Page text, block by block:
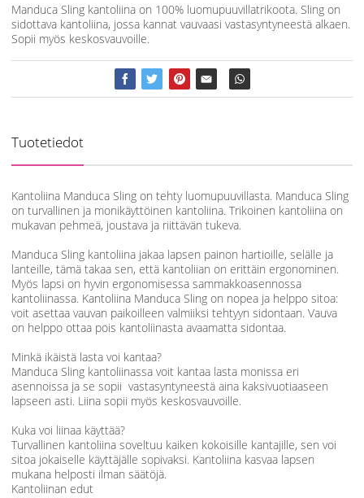
Manduca Sling kantoliina on 100% luomupuuvillatrikoota. Sling on
sidottava kantoliina, jossa kannat vauvaasi vastasyntyneestä alkaen.
Sopii myös keskosvauvoille.
Tuotetiedot
Kantoliina Manduca Sling on tehty luomupuuvillasta. Manduca Sling
on turvallinen ja monikäyttöinen kantoliina. Trikoinen kantoliina on
mukavan pehmeä, joustava ja riittävän tukeva.
Manduca Sling kantoliina jakaa lapsen painon hartioille, selälle ja
lanteille, tämä takaa sen, että kantoliian on erittäin ergonominen.
Myös lapsi on hyvin ergonomisessa sammakkoasennossa
kantoliinassa. Kantoliina Manduca Sling on nopea ja helppo sitoa:
voit asettaa vauvan paikoilleen valmiiksi tehtyyn sidontaan. Vauva
on helppo ottaa pois kantoliinasta avaamatta sidontaa.
Minkä ikäistä lasta voi kantaa?
Manduca Sling kantoliinassa voit kantaa lasta monissa eri
asennoissa ja se sopii vastasyntyneestä aina kaksivuotiaaseen
lapseen asti. Liina sopii myös keskosvauvoille.
Kuka voi liinaa käyttää?
Turvallinen kantoliina soveltuu kaiken kokoisille kantajille, sen voi
sitoa jokaiselle käyttäjälle sopivaksi. Kantoliina kasvaa lapsen
mukana helposti ilman säätöjä.
Kantoliinan edut